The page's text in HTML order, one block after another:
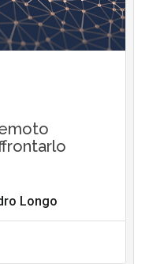
Longo